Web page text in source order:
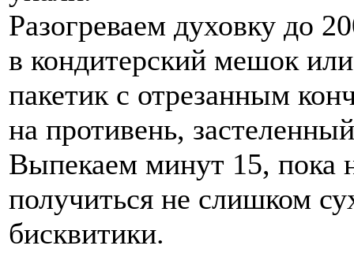
Разогреваем духовку до
в кондитерский мешок
пакетик с отрезанным
на противень,
Выпекаем минут 15, пока
получиться не слишком
бисквитики.